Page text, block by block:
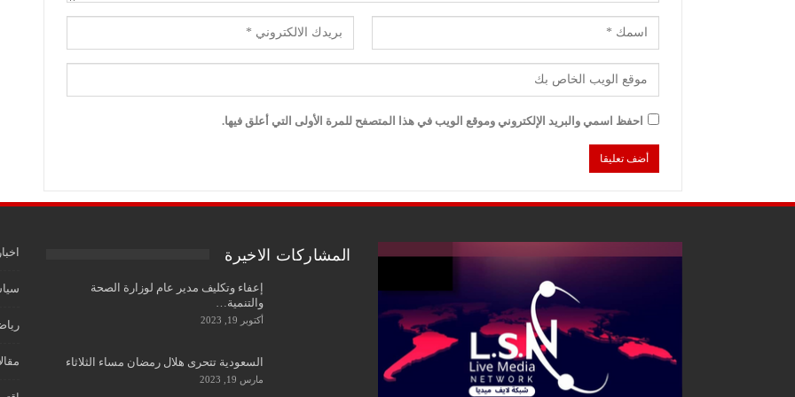
احفظ اسمي والبريد الإلكتروني وموقع الويب في هذا المتصفح للمرة الأولى التي أعلق فيها.
المشاركات الاخيرة
إعفاء وتكليف مدير عام لوزارة الصحة
والتنمية…
أكتوبر 19, 2023
السعودية تتحرى هلال رمضان مساء الثلاثاء
مارس 19, 2023
اخبار